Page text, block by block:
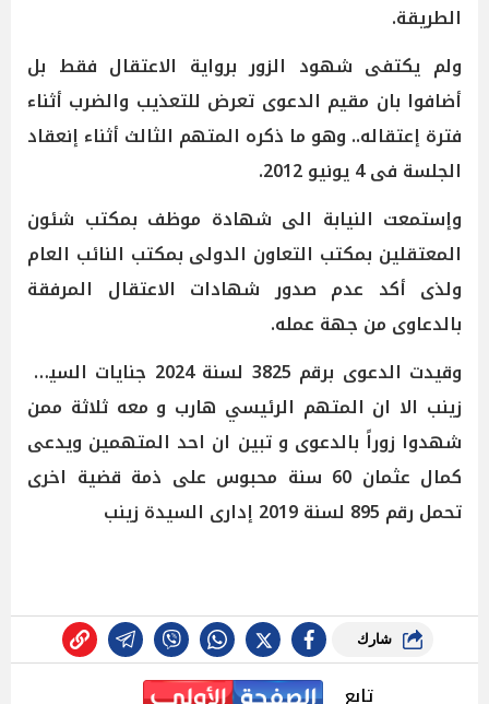
الطريقة.
ولم يكتفى شهود الزور برواية الاعتقال فقط بل
أضافوا بان مقيم الدعوى تعرض للتعذيب والضرب أثناء
فترة إعتقاله.. وهو ما ذكره المتهم الثالث أثناء إنعقاد
الجلسة فى 4 يونيو 2012.
وإستمعت النيابة الى شهادة موظف بمكتب شئون
المعتقلين بمكتب التعاون الدولى بمكتب النائب العام
ولذى أكد عدم صدور شهادات الاعتقال المرفقة
بالدعاوى من جهة عمله.
وقيدت الدعوى برقم 3825 لسنة 2024 جنايات السيدة
زينب الا ان المتهم الرئيسي هارب و معه ثلاثة ممن
شهدوا زوراً بالدعوى و تبين ان احد المتهمين ويدعى
كمال عثمان 60 سنة محبوس على ذمة قضية اخرى
تحمل رقم 895 لسنة 2019 إدارى السيدة زينب
شارك
تابع